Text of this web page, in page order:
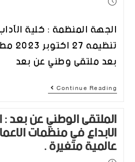
الجهة المنظمة : كلية
بعد ملتقى وطني عن بعد
Continue Reading
الملتقى الوطني عن
الإبداع في منظمات
عالمية متغيرة .